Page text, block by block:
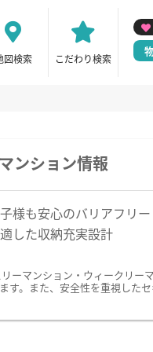
図検索 こだわり検索
ンション情報
様も安心のバリアフリー
した収納充実設計
ーマンション・ウィークリー
。また、安全性を重視した